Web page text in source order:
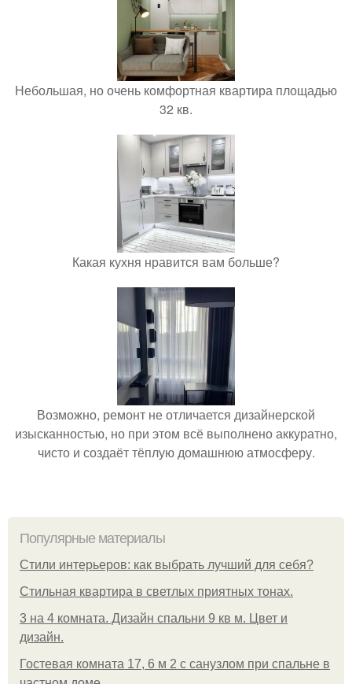
Небольшая, но очень комфортная квартира площадью
32 кв.
Какая кухня нравится вам больше?
Возможно, ремонт не отличается дизайнерской
изысканностью, но при этом всё выполнено аккуратно,
чисто и создаёт тёплую домашнюю атмосферу.
Популярные материалы
Стили интерьеров: как выбрать лучший для себя?
Стильная квартира в светлых приятных тонах.
3 на 4 комната. Дизайн спальни 9 кв м. Цвет и
дизайн.
Гостевая комната 17, 6 м 2 с санузлом при спальне в